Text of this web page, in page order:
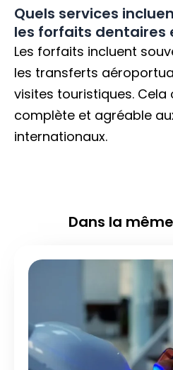
Quels services
les forfaits dentaires
Les forfaits incluent
les transferts
visites touristiques.
complète et agréable
internationaux.
Dans la